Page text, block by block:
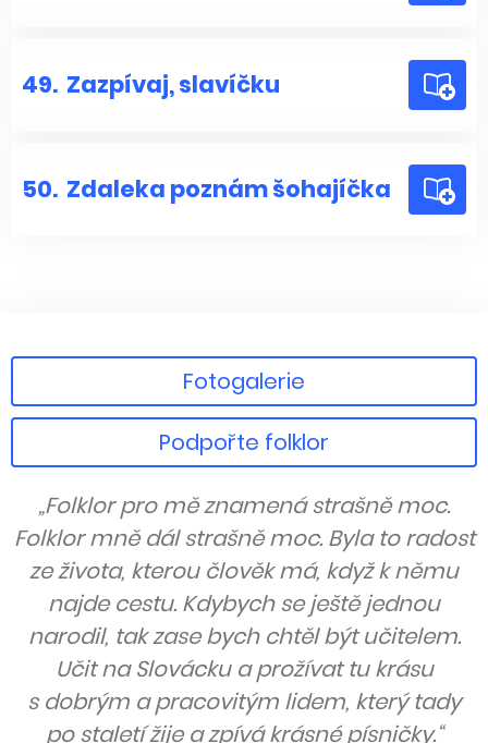
49. Zazpívaj, slavíčku
50. Zdaleka poznám šohajíčka
Fotogalerie
Podpořte folklor
„Folklor pro mě znamená strašně moc.
Folklor mně dál strašně moc. Byla to radost
ze života, kterou člověk má, když k němu
najde cestu. Kdybych se ještě jednou
narodil, tak zase bych chtěl být učitelem.
Učit na Slovácku a prožívat tu krásu
s dobrým a pracovitým lidem, který tady
po staletí žije a zpívá krásné písničky.“